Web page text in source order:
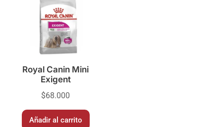
Royal Canin Mini
Exigent
$68.000
Añadir al carrito